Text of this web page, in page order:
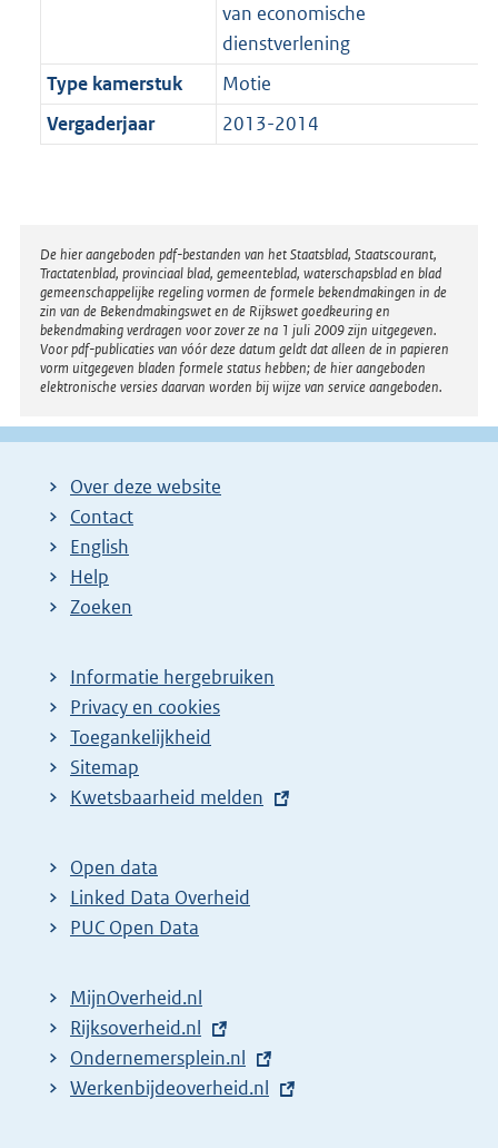
van economische
dienstverlening
Type kamerstuk
Motie
Vergaderjaar
2013-2014
Disclaimer
De hier aangeboden pdf-bestanden van het Staatsblad, Staatscourant,
Tractatenblad, provinciaal blad, gemeenteblad, waterschapsblad en blad
gemeenschappelijke regeling vormen de formele bekendmakingen in de
zin van de Bekendmakingswet en de Rijkswet goedkeuring en
bekendmaking verdragen voor zover ze na 1 juli 2009 zijn uitgegeven.
Voor pdf-publicaties van vóór deze datum geldt dat alleen de in papieren
vorm uitgegeven bladen formele status hebben; de hier aangeboden
elektronische versies daarvan worden bij wijze van service aangeboden.
Over deze website
Contact
English
Help
Zoeken
Informatie hergebruiken
Privacy en cookies
Toegankelijkheid
Sitemap
E
t
e
r
l
i
n
k
Kwetsbaarheid melden
Open data
Linked Data Overheid
PUC Open Data
MijnOverheid.nl
E
x
t
Rijksoverheid.nl
E
x
Ondernemersplein.nl
E
Werkenbijdeoverheid.nl